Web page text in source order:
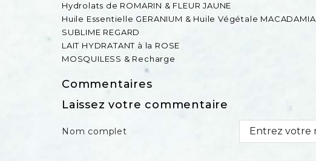
Hydrolats de ROMARIN & FLEUR JAUNE
Huile Essentielle GERANIUM & Huile Végétale MACADAMIA
SUBLIME REGARD
LAIT HYDRATANT à la ROSE
MOSQUILESS & Recharge
Commentaires
Laissez votre commentaire
Nom complet